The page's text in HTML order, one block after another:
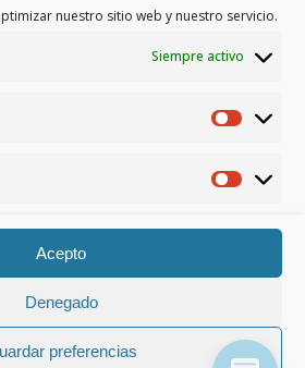
nuestro sitio web y nuestro servicio.
Siempre activo
Acepto
Denegado
preferencias
Smartic 2022